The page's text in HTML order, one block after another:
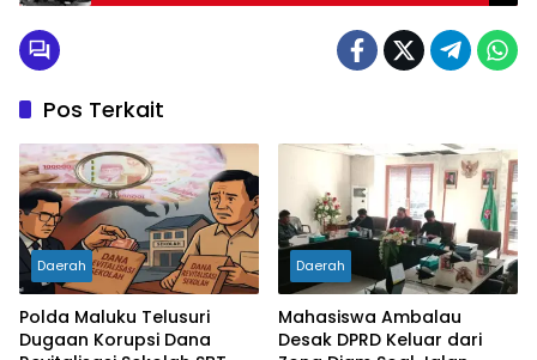
Pos Terkait
Daerah
Polda Maluku Telusuri
Dugaan Korupsi Dana
Daerah
Mahasiswa Ambalau
Desak DPRD Keluar dari